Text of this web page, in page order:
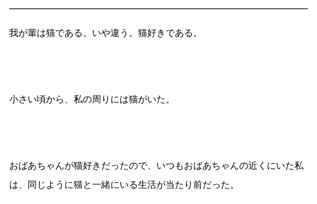
我が輩は猫である。いや違う。猫好きである。
小さい頃から、私の周りには猫がいた。
おばあちゃんが猫好きだったので、いつもおばあちゃんの近くにいた私
は、同じように猫と一緒にいる生活が当たり前だった。